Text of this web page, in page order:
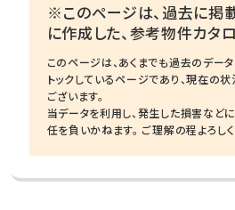
※このページは、過去に掲
に作成した、参考物件カタロ
このページは、あくまでも過去のデー
トックしているページであり、現在の
ございます。
当データを利用し、発生した損害など
任を負いかねます。 ご理解の程よろし